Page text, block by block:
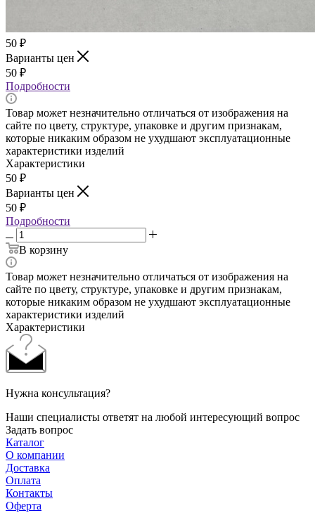
50 ₽
Варианты цен
50 ₽
Подробности
Товар может незначительно отличаться от изображения на
сайте по цвету, структуре, упаковке и другим признакам,
которые никаким образом не ухудшают эксплуатационные
характеристики изделий
Характеристики
50 ₽
Варианты цен
50 ₽
Подробности
В корзину
Товар может незначительно отличаться от изображения на
сайте по цвету, структуре, упаковке и другим признакам,
которые никаким образом не ухудшают эксплуатационные
характеристики изделий
Характеристики
Нужна консультация?
Наши специалисты ответят на любой интересующий вопрос
Задать вопрос
Каталог
О компании
Доставка
Оплата
Контакты
Оферта